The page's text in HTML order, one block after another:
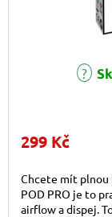
299 Kč
Chcete mít plnou
POD PRO je to
airflow a dispej.